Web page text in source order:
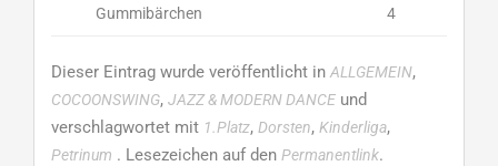
Gummibärchen
4
Dieser Eintrag wurde veröffentlicht in ALLGEMEIN,
COCOONSWING, JAZZ & MODERN DANCE und
verschlagwortet mit 1.Platz, Dorsten, Kinderliga,
Petrinum . Lesezeichen auf den Permanentlink.